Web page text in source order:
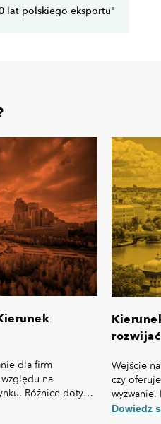
lat polskiego eksportu"
dla firm
na
Różnice dotyczą
ale też,
Wejście
czy
własną
Dowiedz